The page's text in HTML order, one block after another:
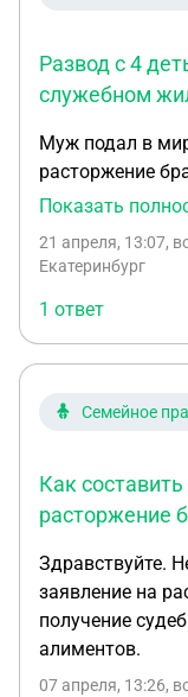
Развод с 4
служебном
Муж подал в
расторжение
считается муж.
указал, что
нет( в прошлом
по алиментам и
как проживаем
совместно не
меня нет ни
служебного.
будут
думаю, что они
проживать. Как
детям с
собираюсь.
Показать
21 апреля, 13:07,
Екатеринбург
1 ответ
Семейное
Как
расторжение
Здравствуйте.
заявление на
получение
алиментов.
07 апреля, 13:26,